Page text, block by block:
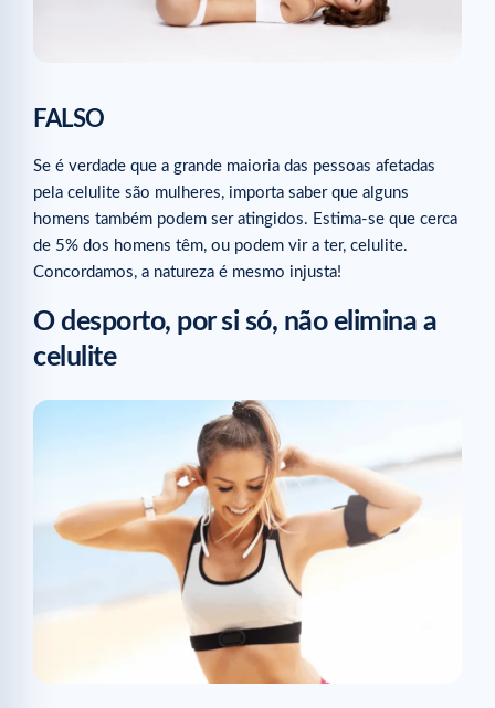
A água fria não é eficaz contra a celulite
FALSO
Se é verdade que a grande maioria das pessoas afetadas
pela celulite são mulheres, importa saber que alguns
homens também podem ser atingidos. Estima-se que cerca
de 5% dos homens têm, ou podem vir a ter, celulite.
Concordamos, a natureza é mesmo injusta!
O desporto, por si só, não elimina a
celulite